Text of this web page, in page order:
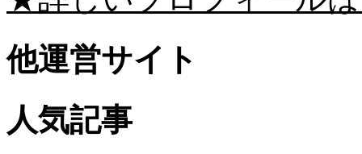
他運営サイト
人気記事